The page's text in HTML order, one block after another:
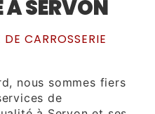
À SERVON
CARROSSERIE
nous sommes fiers
de